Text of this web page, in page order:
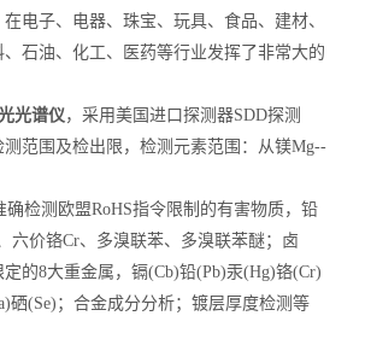
电子、电器、珠宝、玩具、食品、建材、
石油、化工、医药等行业发挥了非常大的
光谱仪，采用美国进口探测器SDD探测
范围及检出限，检测元素范围：从镁Mg--
检测欧盟RoHS指令限制的有害物质，铅
六价铬Cr、多溴联苯、多溴联苯醚；卤
的8大重金属，镉(Cb)铅(Pb)汞(Hg)铬(Cr)
硒(Se)；合金成分分析；镀层厚度检测等